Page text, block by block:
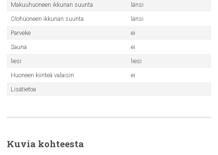
Makuuhuoneen ikkunan suunta
länsi
Olohuoneen ikkunan suunta
länsi
Parveke
ei
Sauna
ei
liesi
liesi
Huoneen kiinteä valaisin
ei
Lisätietoa
Kuvia kohteesta